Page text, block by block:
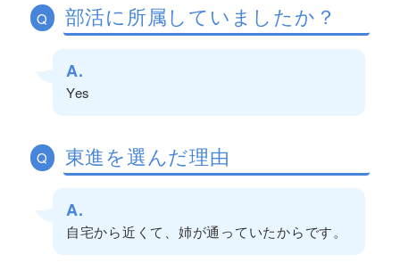
Q 部活に所属していましたか？
A.
Yes
Q 東進を選んだ理由
A.
自宅から近くて、姉が通っていたからです。